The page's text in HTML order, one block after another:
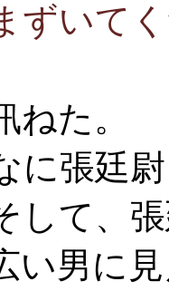
ずいて
た。
に張廷
て、
い男に